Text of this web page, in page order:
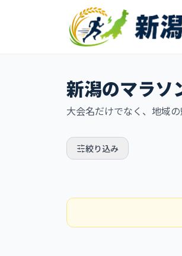
新潟のマラソ
大会名だけでなく、地域
絞り込み